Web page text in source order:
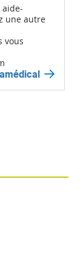
une autre
vous